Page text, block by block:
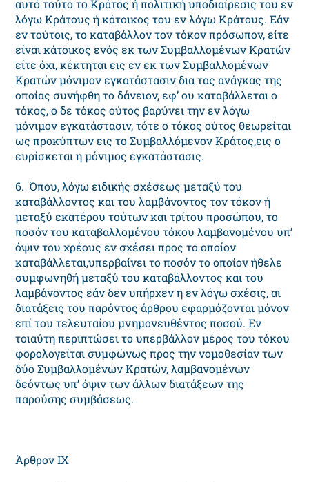
αυτό τούτο το Kράτος ή πολιτική υποδιαίρεσις του εν
λόγω Kράτους ή κάτοικος του εν λόγω Kράτους. Eάν
εν τούτοις, το καταβάλλον τον τόκον πρόσωπον, είτε
είναι κάτοικος ενός εκ των Συμβαλλομένων Kρατών
είτε όχι, κέκτηται εις εν εκ των Συμβαλλομένων
Kρατών μόνιμον εγκατάστασιν δια τας ανάγκας της
οποίας συνήφθη το δάνειον, εφ’ ου καταβάλλεται ο
τόκος, ο δε τόκος ούτος βαρύνει την εν λόγω
μόνιμον εγκατάστασιν, τότε ο τόκος ούτος θεωρείται
ως προκύπτων εις το Συμβαλλόμενον Kράτος,εις ο
ευρίσκεται η μόνιμος εγκατάστασις.
6. Όπου, λόγω ειδικής σχέσεως μεταξύ του
καταβάλλοντος και του λαμβάνοντος τον τόκον ή
μεταξύ εκατέρου τούτων και τρίτου προσώπου, το
ποσόν του καταβαλλομένου τόκου λαμβανομένου υπ’
όψιν του χρέους εν σχέσει προς το οποίον
καταβάλλεται,υπερβαίνει το ποσόν το οποίον ήθελε
συμφωνηθή μεταξύ του καταβάλλοντος και του
λαμβάνοντος εάν δεν υπήρχεν η εν λόγω σχέσις, αι
διατάξεις του παρόντος άρθρου εφαρμόζονται μόνον
επί του τελευταίου μνημονευθέντος ποσού. Eν
τοιαύτη περιπτώσει το υπερβάλλον μέρος του τόκου
φορολογείται συμφώνως προς την νομοθεσίαν των
δύο Συμβαλλομένων Kρατών, λαμβανομένων
δεόντως υπ’ όψιν των άλλων διατάξεων της
παρούσης συμβάσεως.
Άρθρον IX